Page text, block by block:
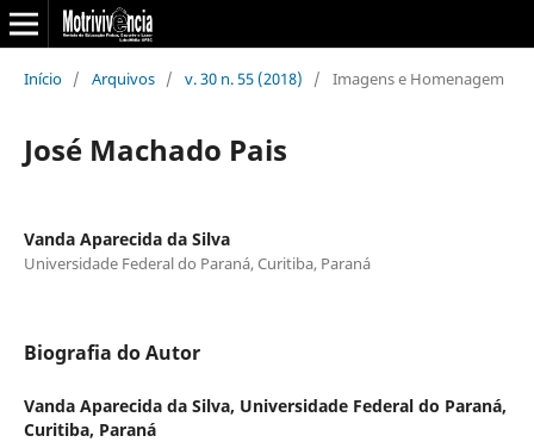
Início / Arquivos / v. 30 n. 55 (2018) / Imagens e Homenagem
José Machado Pais
Vanda Aparecida da Silva
Universidade Federal do Paraná, Curitiba, Paraná
Biografia do Autor
Vanda Aparecida da Silva, Universidade Federal do Paraná,
Curitiba, Paraná